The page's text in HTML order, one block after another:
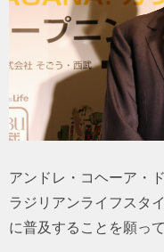
アンドレ・コヘーア・
ラジリアンライフスタ
に普及することを願っ